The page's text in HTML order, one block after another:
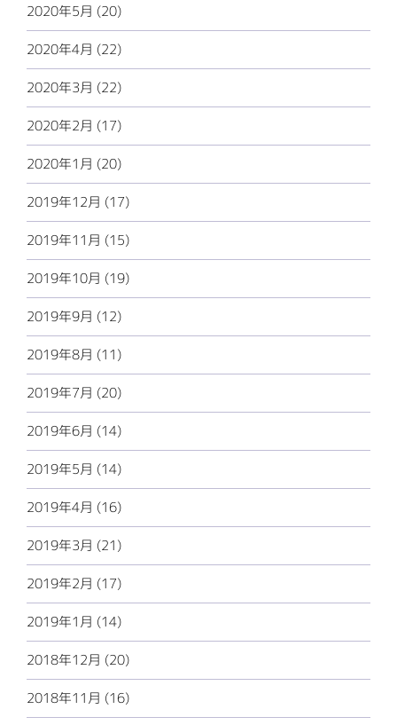
2020年5月 (20)
2020年4月 (22)
2020年3月 (22)
2020年2月 (17)
2020年1月 (20)
2019年12月 (17)
2019年11月 (15)
2019年10月 (19)
2019年9月 (12)
2019年8月 (11)
2019年7月 (20)
2019年6月 (14)
2019年5月 (14)
2019年4月 (16)
2019年3月 (21)
2019年2月 (17)
2019年1月 (14)
2018年12月 (20)
2018年11月 (16)